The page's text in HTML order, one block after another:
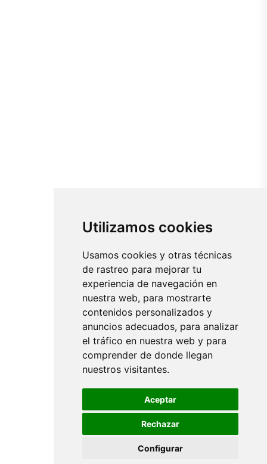
Utilizamos cookies
Usamos cookies y otras técnicas
de rastreo para mejorar tu
experiencia de navegación en
nuestra web, para mostrarte
contenidos personalizados y
anuncios adecuados, para analizar
el tráfico en nuestra web y para
comprender de donde llegan
nuestros visitantes.
Aceptar
Rechazar
Configurar